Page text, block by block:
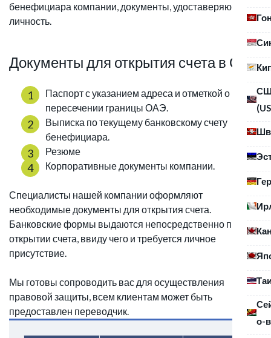
о-
бенефициара компании, документы, удоставеряющие
личность.
Документы для открытия счета в ОАЭ
Паспорт с указанием адреса и отметкой о
пересечении границы ОАЭ.
Выписка по текущему банковскому счету
бенефициара.
Резюме
Корпоративные документы компании.
Специалисты нашей компании оформляют
необходимые документы для открытия счета.
Банковские формы выдаются непосредственно при
открытии счета, ввиду чего и требуется личное
присутствие.
Мы готовы сопроводить вас для осуществления
правовой защиты, всем клиентам может быть
предоставлен переводчик.